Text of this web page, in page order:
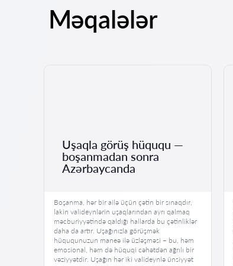
Məqalələr
Uşaqla görüş hüququ —
boşanmadan sonra
Azərbaycanda
Boşanma, hər bir ailə üçün çətin bir sınaqdır,
lakin valideynlərin uşaqlarından ayrı qalmaq
məcburiyyətində qaldığı hallarda bu çətinliklər
daha da artır. Uşağınızla görüşmək
hüququnuzun maneə ilə üzləşməsi – bu, həm
emosional, həm də hüquqi cəhətdən ağrılı bir
vəziyyətdir. Uşağın hər iki valideynlə ünsiyyət